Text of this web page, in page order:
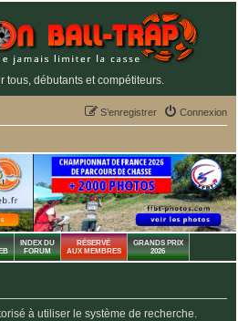
tous, débutants et compétiteurs.
Connexion
S’enregistrer
INDEX DU
FORUM
RÉSERVÉ
AUX MEMBRES
GRANDS PRIX
2026
à utiliser le système de recherche.